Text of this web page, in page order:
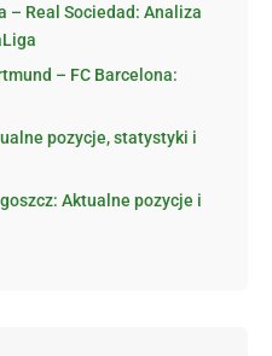
– Real Sociedad: Analiza
– FC Barcelona:
pozycje, statystyki i
Aktualne pozycje i